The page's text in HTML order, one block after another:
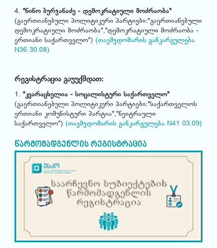
4. "ნინო ბურჯანაძე - დემოკრატიული მოძრაობა"
(გაერთიანებული პოლიტიკური პარტიები:"გაერთიანებული
დემოკრატიული მოძრაობა","დემოკრატიული მოძრაობა -
ერთიანი საქართველო") (თავმჯდომარის განკარგულება
N36 30.08)
რეგისტრაცია გაუუქმდათ:
1. "კვარაცხელია - სოცალისტური საქართველო"
(გაერთიანებული პოლიტიკური პარტიები:"საქართველოს
ერთიანი კომუნისტური პარტია","ნეიტრაული
საქართველო") (თავმჯდომარის განკარგულება N41 03.09)
წარმომადგენლის რეგისტრაცია